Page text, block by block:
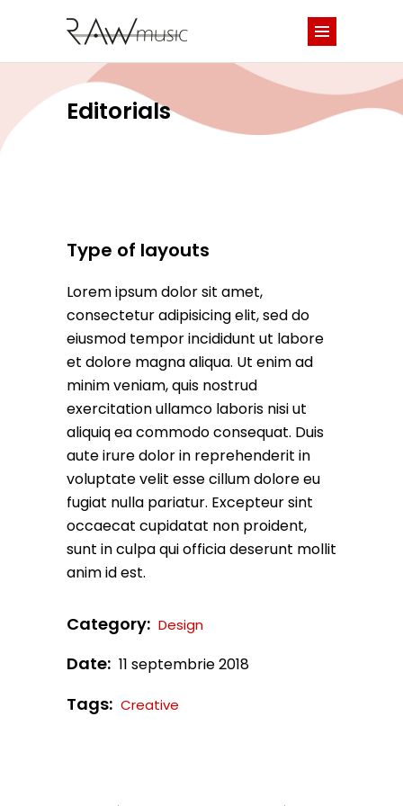
Editorials
Type of layouts
Lorem ipsum dolor sit amet,
consectetur adipisicing elit, sed do
eiusmod tempor incididunt ut labore
et dolore magna aliqua. Ut enim ad
minim veniam, quis nostrud
exercitation ullamco laboris nisi ut
aliquiq ea commodo consequat. Duis
aute irure dolor in reprehenderit in
voluptate velit esse cillum dolore eu
fugiat nulla pariatur. Excepteur sint
occaecat cupidatat non proident,
sunt in culpa qui officia deserunt mollit
anim id est.
Category: Design
Date: 11 septembrie 2018
Tags: Creative